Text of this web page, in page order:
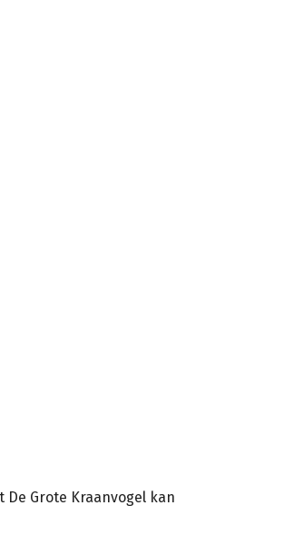
Grote Kraanvogel kan